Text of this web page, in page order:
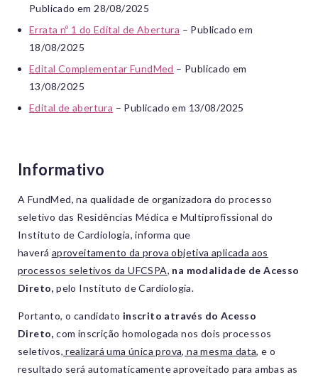
Publicado em 28/08/2025
Errata nº 1 do Edital de Abertura – Publicado em
18/08/2025
Edital Complementar FundMed – Publicado em
13/08/2025
Edital de abertura – Publicado em 13/08/2025
Informativo
A FundMed, na qualidade de organizadora do processo
seletivo das Residências Médica e Multiprofissional do
Instituto de Cardiologia, informa que
haverá aproveitamento da prova objetiva aplicada aos
processos seletivos da UFCSPA, na modalidade de Acesso
Direto, pelo Instituto de Cardiologia.
Portanto, o candidato inscrito através do Acesso
Direto, com inscrição homologada nos dois processos
seletivos, realizará uma única prova, na mesma data, e o
resultado será automaticamente aproveitado para ambas as